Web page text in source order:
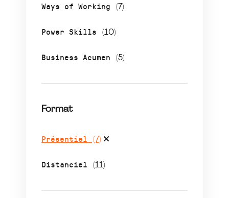
Ways of Working (7)
Power Skills (10)
Business Acumen (5)
Format
Présentiel (7)
Distanciel (11)